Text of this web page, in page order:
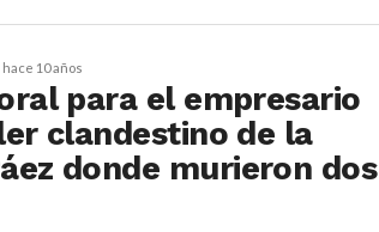
hace 10 años
para el empresario
clandestino de la
donde murieron dos